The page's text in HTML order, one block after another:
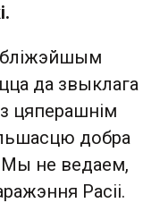
да звыклага
цяперашнім
добра
не ведаем,
Расіі.